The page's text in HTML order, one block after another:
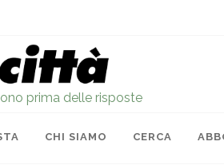
prima delle risposte
CHI SIAMO CERCA